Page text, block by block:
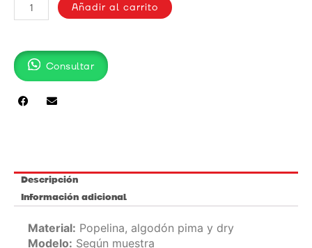
CON
BOLSILLO
Añadir al carrito
Consultar
Descripción
Información adicional
Material: Popelina, algodón pima y dry
Modelo: Según muestra